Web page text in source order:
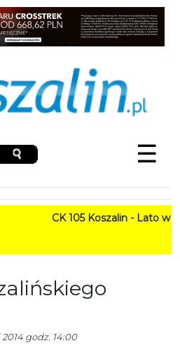
☰
CK 105 Koszalin - Lato w Mieście
godz. 14:00